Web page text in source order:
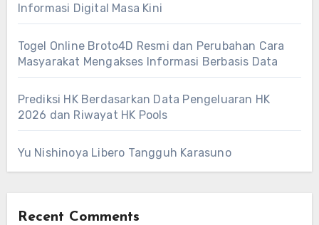
Informasi Digital Masa Kini
Togel Online Broto4D Resmi dan Perubahan Cara
Masyarakat Mengakses Informasi Berbasis Data
Prediksi HK Berdasarkan Data Pengeluaran HK
2026 dan Riwayat HK Pools
Yu Nishinoya Libero Tangguh Karasuno
Recent Comments